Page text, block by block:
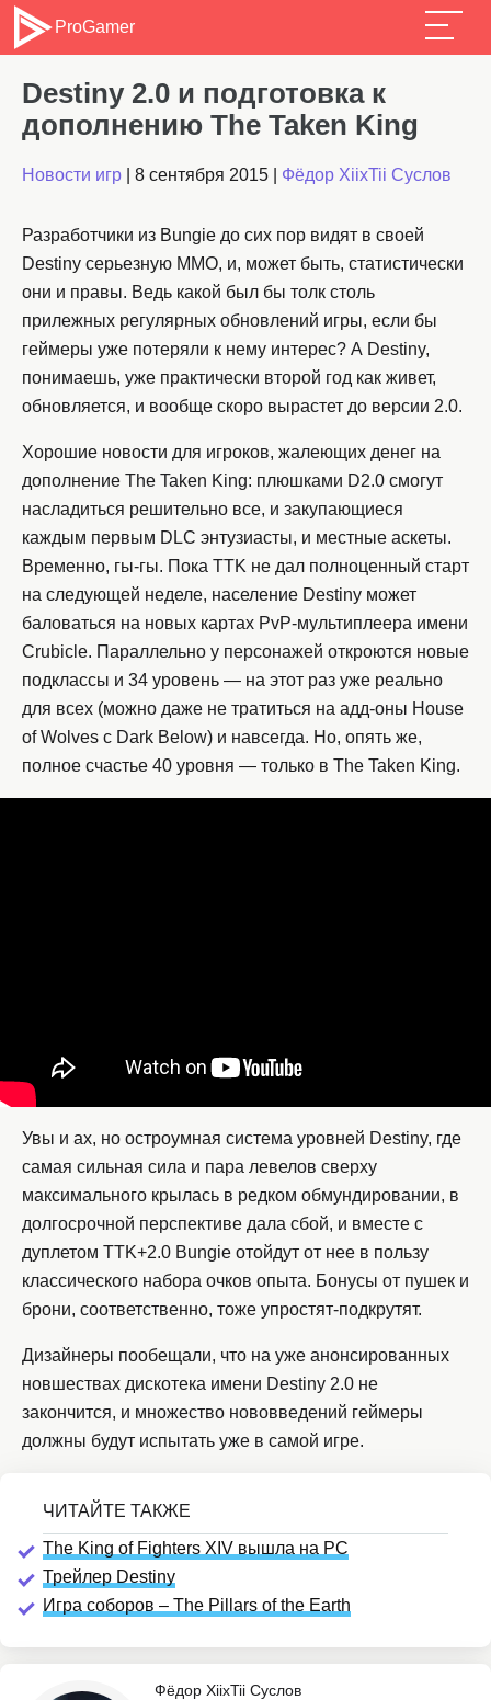
ProGamer
Destiny 2.0 и подготовка к
дополнению The Taken King
Новости игр 8 сентября 2015 Фёдор XiixTii Суслов
Разработчики из Bungie до сих пор видят в своей
Destiny серьезную ММО, и, может быть, статистически
они и правы. Ведь какой был бы толк столь
прилежных регулярных обновлений игры, если бы
геймеры уже потеряли к нему интерес? А Destiny,
понимаешь, уже практически второй год как живет,
обновляется, и вообще скоро вырастет до версии 2.0.
Хорошие новости для игроков, жалеющих денег на
дополнение The Taken King: плюшками D2.0 смогут
насладиться решительно все, и закупающиеся
каждым первым DLC энтузиасты, и местные аскеты.
Временно, гы-гы. Пока TTK не дал полноценный старт
на следующей неделе, население Destiny может
баловаться на новых картах PvP-мультиплеера имени
Crubicle. Параллельно у персонажей откроются новые
подклассы и 34 уровень — на этот раз уже реально
для всех (можно даже не тратиться на адд-оны House
of Wolves с Dark Below) и навсегда. Но, опять же,
полное счастье 40 уровня — только в The Taken King.
Увы и ах, но остроумная система уровней Destiny, где
самая сильная сила и пара левелов сверху
максимального крылась в редком обмундировании, в
долгосрочной перспективе дала сбой, и вместе с
дуплетом TTK+2.0 Bungie отойдут от нее в пользу
классического набора очков опыта. Бонусы от пушек и
брони, соответственно, тоже упростят-подкрутят.
Дизайнеры пообещали, что на уже анонсированных
новшествах дискотека имени Destiny 2.0 не
закончится, и множество нововведений геймеры
должны будут испытать уже в самой игре.
The King of Fighters XIV вышла на PC
Трейлер Destiny
Игра соборов – The Pillars of the Earth
Фёдор XiixTii Суслов